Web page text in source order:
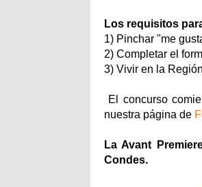
Los requisitos
1) Pinchar "me
2) Completar el
3) Vivir en la
El concurso
nuestra página de
La Avant
Condes.